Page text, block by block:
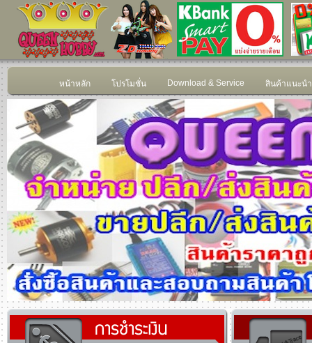
หน้าหลัก โปรโมชั่น Download & Service สินค้าแนะนำ